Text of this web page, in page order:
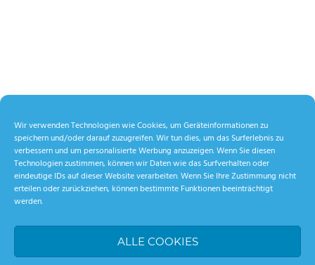
Wir verwenden Technologien wie Cookies, um Geräteinformationen zu
speichern und/oder darauf zuzugreifen. Wir tun dies, um das Surferlebnis zu
verbessern und um personalisierte Werbung anzuzeigen. Wenn Sie diesen
Technologien zustimmen, können wir Daten wie das Surfverhalten oder
eindeutige IDs auf dieser Website verarbeiten. Wenn Sie Ihre Zustimmung nicht
erteilen oder zurückziehen, können bestimmte Funktionen beeinträchtigt
werden.
ALLE COOKIES